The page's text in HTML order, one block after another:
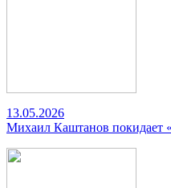
13.05.2026
Михаил Каштанов покидает